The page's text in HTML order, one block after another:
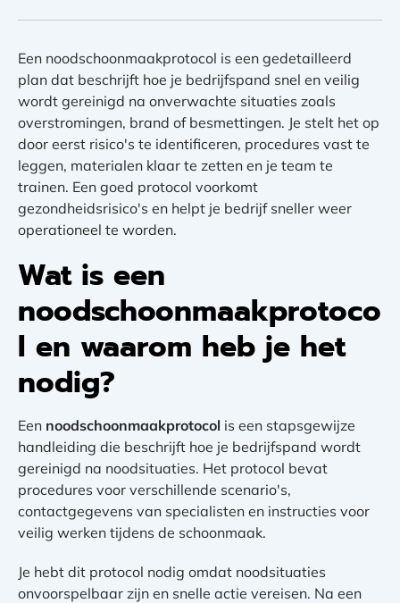
Een noodschoonmaakprotocol is een gedetailleerd
plan dat beschrijft hoe je bedrijfspand snel en veilig
wordt gereinigd na onverwachte situaties zoals
overstromingen, brand of besmettingen. Je stelt het op
door eerst risico's te identificeren, procedures vast te
leggen, materialen klaar te zetten en je team te
trainen. Een goed protocol voorkomt
gezondheidsrisico's en helpt je bedrijf sneller weer
operationeel te worden.
Wat is een
noodschoonmaakprotoco
l en waarom heb je het
nodig?
Een noodschoonmaakprotocol is een stapsgewijze
handleiding die beschrijft hoe je bedrijfspand wordt
gereinigd na noodsituaties. Het protocol bevat
procedures voor verschillende scenario's,
contactgegevens van specialisten en instructies voor
veilig werken tijdens de schoonmaak.
Je hebt dit protocol nodig omdat noodsituaties
onvoorspelbaar zijn en snelle actie vereisen. Na een